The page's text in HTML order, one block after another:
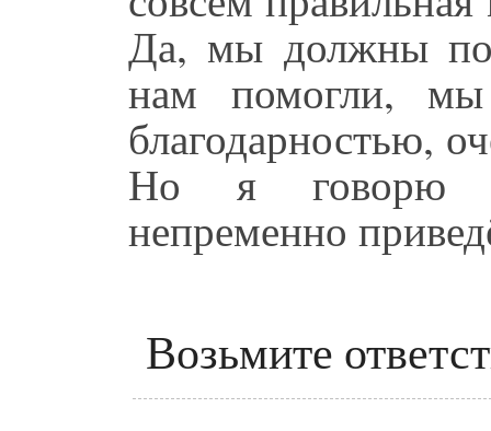
Да, мы должны
нам помогли,
благодарностью,
Но я говорю
непременно
Возьмите